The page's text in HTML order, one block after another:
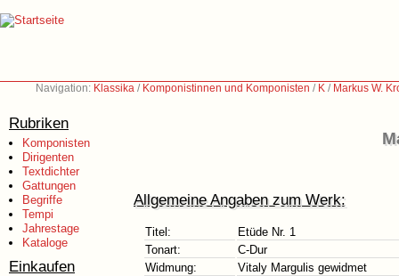
Navigation: Klassika / Komponistinnen und Komponisten / K / Markus W.
Rubriken
Komponisten
Dirigenten
Textdichter
Gattungen
Begriffe
Tempi
Jahrestage
Kataloge
Einkaufen
Allgemeine Angaben zum Werk:
Titel:
Etüde Nr. 1
Tonart:
C-Dur
Widmung:
Vitaly Margulis gewidmet